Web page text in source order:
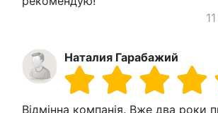
Наталия Гарабажий
Відмінна компанія. Вже два роки